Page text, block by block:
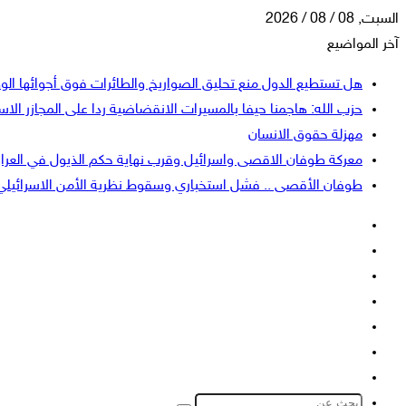
السبت, 08 / 08 / 2026
آخر المواضيع
هل تستطيع الدول منع تحليق الصواريخ والطائرات فوق أجوائها
حزب الله: هاجمنا حيفا بالمسيرات الانقضاضية ردا على المجازر
مهزلة حقوق الانسان
معركة طوفان الاقصى واسرائيل وقرب نهاية حكم الذيول في
طوفان الأقصى .. فشل استخباري وسقوط نظرية الأمن